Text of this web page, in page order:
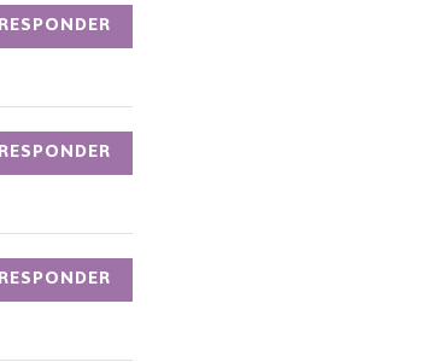
RESPONDER
RESPONDER
RESPONDER